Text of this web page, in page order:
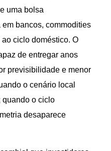
uma bolsa
bancos, commodities
ciclo doméstico. O
de entregar anos
previsibilidade e menor
o cenário local
quando o ciclo
desaparece